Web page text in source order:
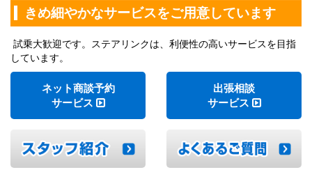
きめ細やかなサービスをご用意しています
試乗大歓迎です。ステアリンクは、利便性の高いサービスを目指
しています。
ネット商談予約
サービス
出張相談
サービス